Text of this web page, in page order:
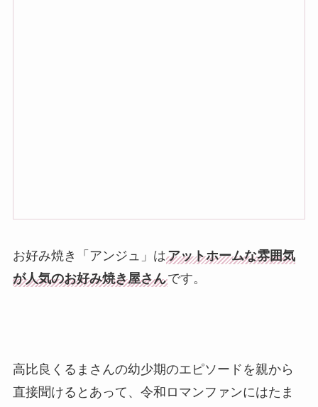
お好み焼き「アンジュ」はアットホームな雰囲気
が人気のお好み焼き屋さんです。
高比良くるまさんの幼少期のエピソードを親から
直接聞けるとあって、令和ロマンファンにはたま